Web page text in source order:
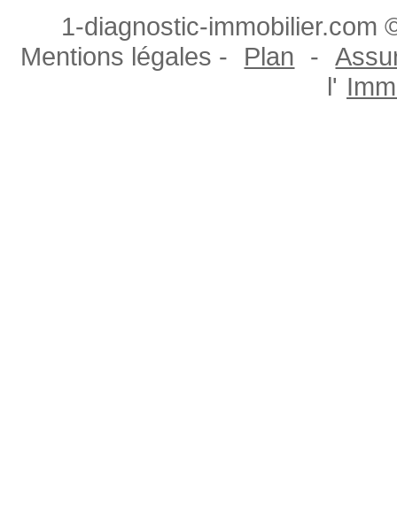
1-diagnostic-immobilier.com
Mentions légales -
Plan -
l'